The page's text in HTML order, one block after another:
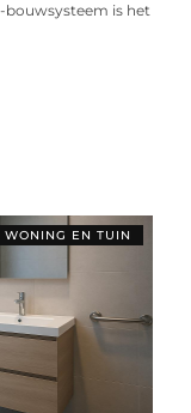
bouwsysteem is het
WONING EN TUIN